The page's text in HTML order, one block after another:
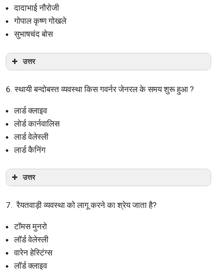
दादाभाई नौरोजी
गोपाल कृष्ण गोखले
सुभाषचंद बोस
उत्तर
6. स्थायी बन्दोबस्त व्यवस्था किस गवर्नर जेनरल के समय शुरू हुआ ?
लार्ड क्लाइव
लोर्ड कार्नवालिस
लार्ड वेलेस्ली
लार्ड कैनिंग
उत्तर
7. रैयतवाड़ी व्यवस्था को लागू करने का श्रेय जाता है?
टॉमस मुनरो
लॉर्ड वेलेस्ली
वारेन हेस्टिंग्स
लॉर्ड क्लाइव